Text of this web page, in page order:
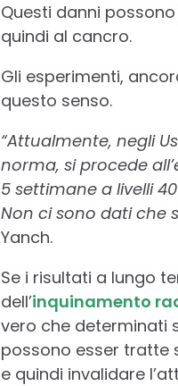
Questi danni
quindi al cancro.
Gli esperimenti,
questo senso.
“Attualmente, negli
norma, si procede
5 settimane a livelli
Non ci sono dati che
Yanch.
Se i risultati a lungo
dell’inquinamento
vero che determinati
possono esser tratte
e quindi invalidare